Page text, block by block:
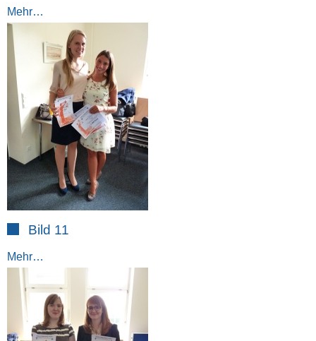
Mehr…
Bild 11
Mehr…